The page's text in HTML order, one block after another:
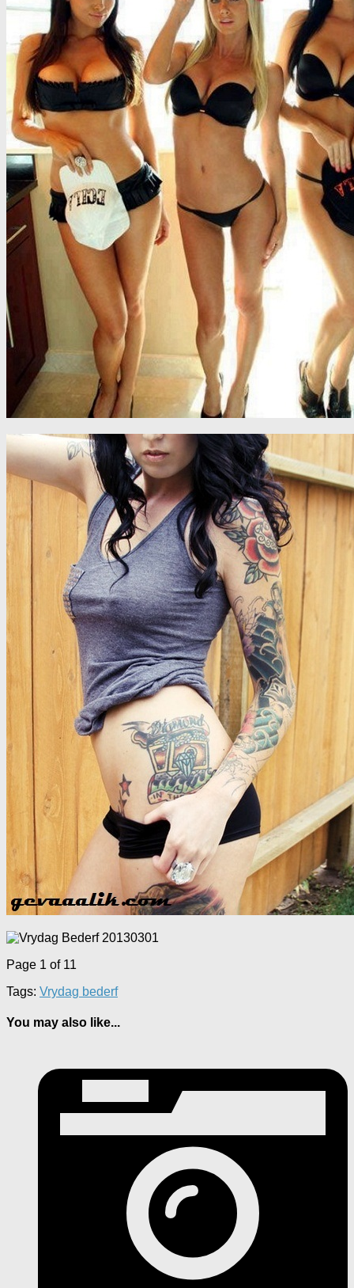
Page 1 of 11
Tags: Vrydag bederf
You may also like...